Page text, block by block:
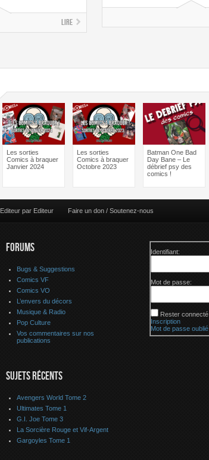
Lire
Les sorties
Comics à braquer
Janvier 2024
Les sorties
Comics à braquer
Octobre 2023
Batman One Bad
Day Bane – Le
débrief psy des
comics !
Editeur par Editeur Faire un don / Soutenez-nous
FORUMS
Bugs & Suggestions
Comics VF
Comics VO
L’envers du décors
Musique & Radio
Pop Culture
Vos commentaires sur nos
publications
SUJETS RÉCENTS
Avengers World Tome 2
Ultimates Tome 1
G.I. Joe Tome 3
La Sorcière Rouge et Vif-Argent
Gargoyles Tome 1
Identifiant:
Mot de passe:
Rester connecté
Inscription
Mot de passe oublié